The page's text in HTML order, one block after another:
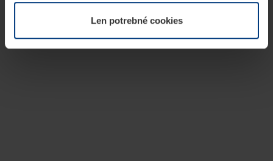
našej webovej stránky.Len potrebné cookies